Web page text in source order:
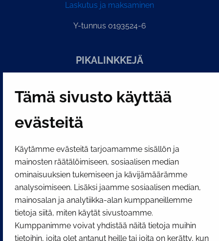
Tämä sivusto käyttää
evästeitä
Käytämme evästeitä tarjoamamme sisällön ja
mainosten räätälöimiseen, sosiaalisen median
ominaisuuksien tukemiseen ja kävijämäärämme
analysoimiseen. Lisäksi jaamme sosiaalisen median,
mainosalan ja analytiikka-alan kumppaneillemme
tietoja siitä, miten käytät sivustoamme.
Kumppanimme voivat yhdistää näitä tietoja muihin
tietoihin, joita olet antanut heille tai joita on kerätty, kun
Laskutus ja maksaminen
Y-tunnus 0193524-6
PI­KA­LINK­KE­JÄ
Näytä evästeasetukseni